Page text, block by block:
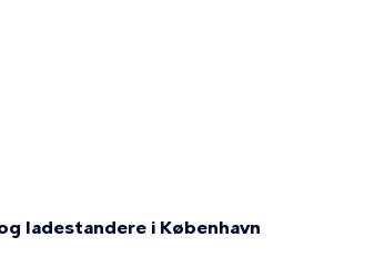
ladestandere i København